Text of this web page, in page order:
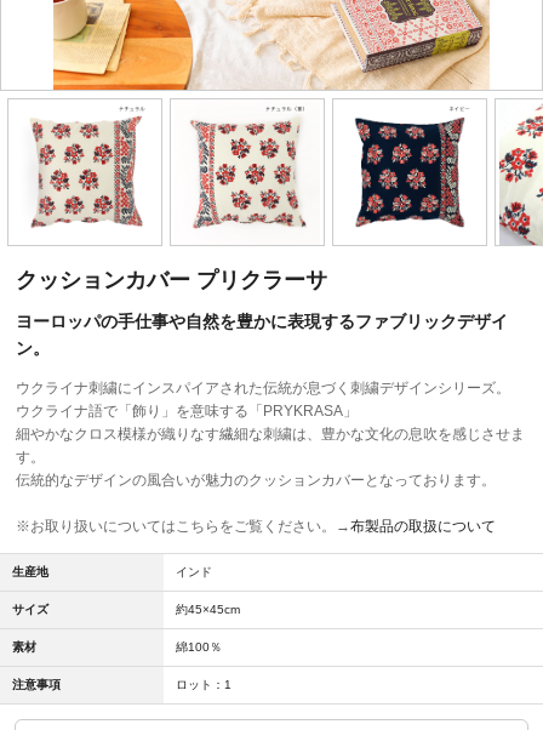
クッションカバー プリクラーサ
ヨーロッパの手仕事や自然を豊かに表現するファブリックデザイ
ン。
ウクライナ刺繍にインスパイアされた伝統が息づく刺繍デザインシリーズ。
ウクライナ語で「飾り」を意味する「PRYKRASA」
細やかなクロス模様が織りなす繊細な刺繍は、豊かな文化の息吹を感じさせま
す。
伝統的なデザインの風合いが魅力のクッションカバーとなっております。
※お取り扱いについてはこちらをご覧ください。→布製品の取扱について
生産地 インド
サイズ 約45×45cm
素材 綿100％
注意事項 ロット：1